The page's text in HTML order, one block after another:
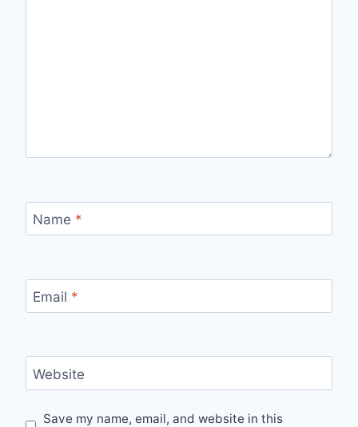
Name *
Email *
Website
Save my name, email, and website in this